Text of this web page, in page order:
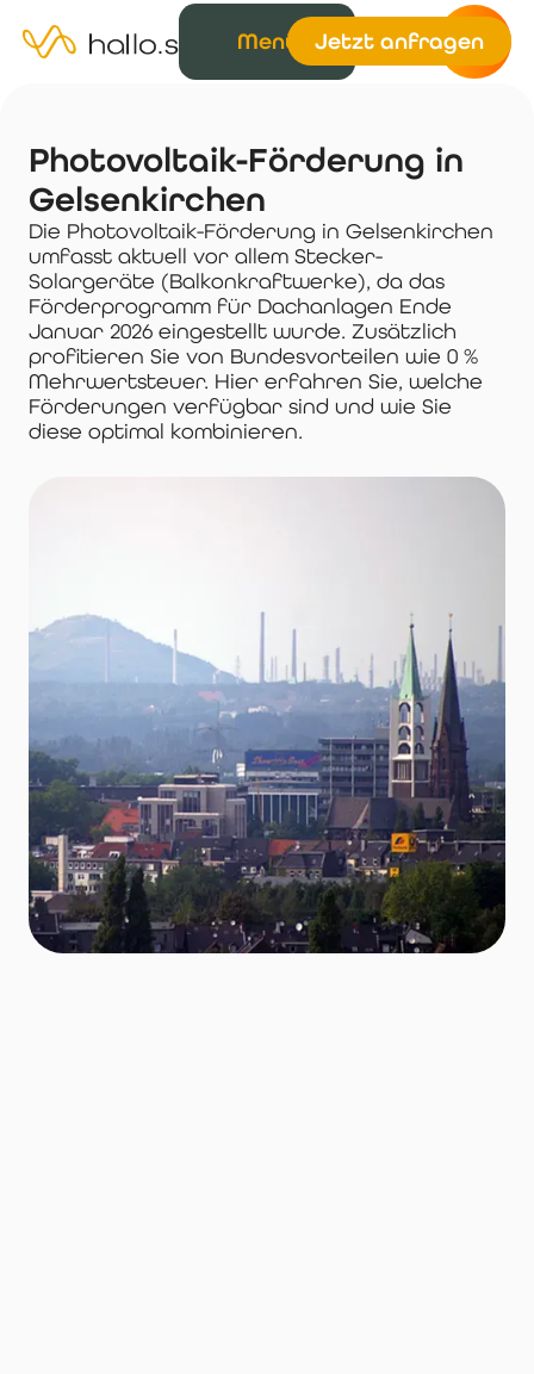
Menü Jetzt anfragen
Photovoltaik-Förderung in
Gelsenkirchen
Die Photovoltaik-Förderung in Gelsenkirchen
umfasst aktuell vor allem Stecker-
Solargeräte (Balkonkraftwerke), da das
Förderprogramm für Dachanlagen Ende
Januar 2026 eingestellt wurde. Zusätzlich
profitieren Sie von Bundesvorteilen wie 0 %
Mehrwertsteuer. Hier erfahren Sie, welche
Förderungen verfügbar sind und wie Sie
diese optimal kombinieren.